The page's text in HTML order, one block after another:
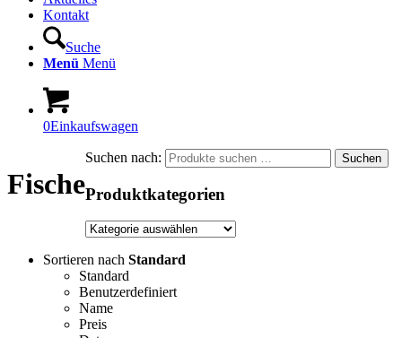
Kontakt
Suche
Menü Menü
0Einkaufswagen
Fische
Sortieren nach Standard
Standard
Benutzerdefiniert
Name
Preis
Suchen nach: Suchen
Produktkategorien